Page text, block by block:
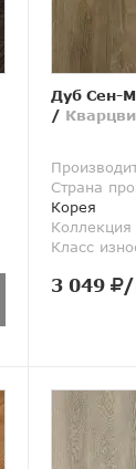
Дуб Сен-
/
Страна
Корея
Коллекция
Класс
3 049 /